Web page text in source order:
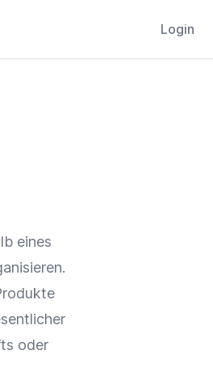
Login
eines
oder